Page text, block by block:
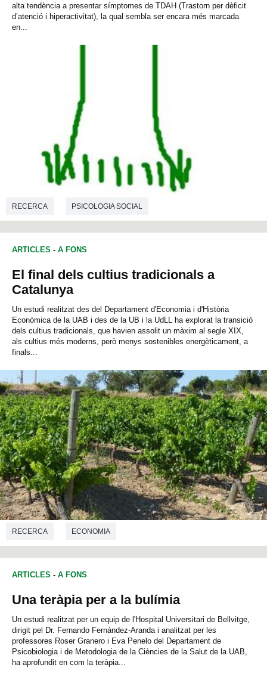
alta tendència a presentar símptomes de TDAH (Trastorn per dèficit
d’atenció i hiperactivitat), la qual sembla ser encara més marcada
en...
RECERCA PSICOLOGIA SOCIAL
ARTICLES - A FONS
El final dels cultius tradicionals a
Catalunya
Un estudi realitzat des del Departament d'Economia i d'Història
Econòmica de la UAB i des de la UB i la UdLL ha explorat la transició
dels cultius tradicionals, que havien assolit un màxim al segle XIX,
als cultius més moderns, però menys sostenibles energèticament, a
finals...
RECERCA ECONOMIA
ARTICLES - A FONS
Una teràpia per a la bulímia
Un estudi realitzat per un equip de l'Hospital Universitari de Bellvitge,
dirigit pel Dr. Fernando Fernández-Aranda i analitzat per les
professores Roser Granero i Eva Penelo del Departament de
Psicobiologia i de Metodologia de la Ciències de la Salut de la UAB,
ha aprofundit en com la teràpia...